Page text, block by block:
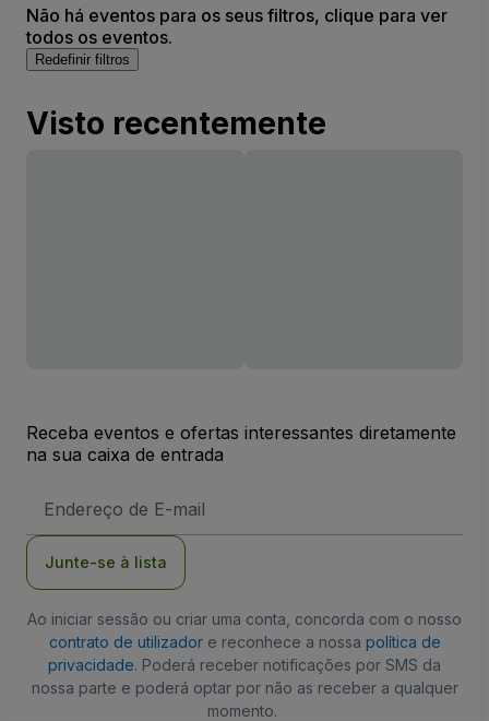
Não há eventos para os seus filtros, clique para ver
todos os eventos.
Redefinir filtros
Visto recentemente
Receba eventos e ofertas interessantes diretamente
na sua caixa de entrada
de
Junte-se à lista
Ao iniciar sessão ou criar uma conta, concorda com o nosso
contrato de utilizadore reconhece a nossa política de
privacidade. Poderá receber notificações por SMS da
nossa parte e poderá optar por não as receber a qualquer
momento.